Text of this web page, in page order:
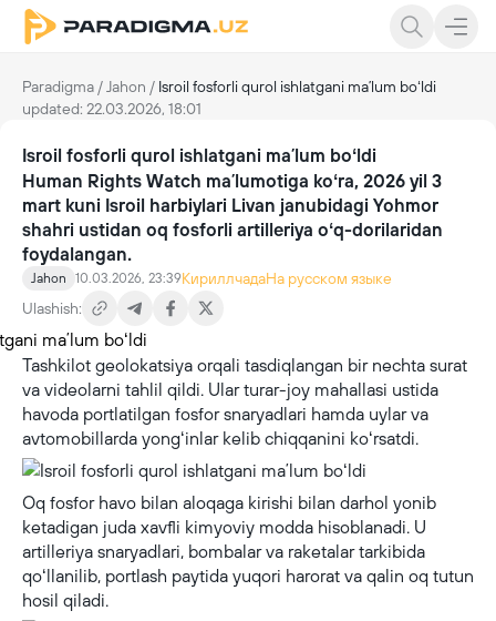
Paradigma / Jahon / Isroil fosforli qurol ishlatgani maʼlum boʻldi
updated: 22.03.2026, 18:01
Isroil fosforli qurol ishlatgani maʼlum boʻldi
Human Rights Watch maʼlumotiga koʻra, 2026 yil 3
mart kuni Isroil harbiylari Livan janubidagi Yohmor
shahri ustidan oq fosforli artilleriya oʻq-dorilaridan
foydalangan.
Jahon 10.03.2026, 23:39КириллчадаНа русском языке
Ulashish:
Tashkilot geolokatsiya orqali tasdiqlangan bir nechta surat
va videolarni tahlil qildi. Ular turar-joy mahallasi ustida
havoda portlatilgan fosfor snaryadlari hamda uylar va
avtomobillarda yongʻinlar kelib chiqqanini koʻrsatdi.
Oq fosfor havo bilan aloqaga kirishi bilan darhol yonib
ketadigan juda xavfli kimyoviy modda hisoblanadi. U
artilleriya snaryadlari, bombalar va raketalar tarkibida
qoʻllanilib, portlash paytida yuqori harorat va qalin oq tutun
hosil qiladi.